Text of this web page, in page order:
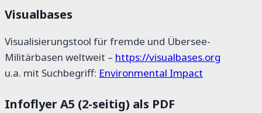
Visualbases
Visualisierungstool für fremde und Übersee-
Militärbasen weltweit – https://visualbases.org
u.a. mit Suchbegriff: Environmental Impact
Infoflyer A5 (2-seitig) als PDF